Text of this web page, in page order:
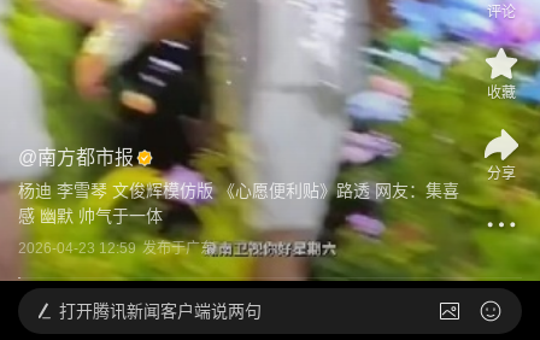
@南方都市报
杨迪 李雪琴 文俊辉模仿版 《心愿便利贴》路透 网友：集喜
感 幽默 帅气于一体
2026-04-23 12:59 发布于广东
评论
收藏
分享
打开腾讯新闻客户端说两句